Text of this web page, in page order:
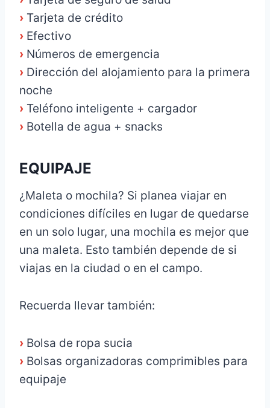
› Tarjeta de crédito
› Efectivo
› Números de emergencia
› Dirección del alojamiento para la primera
noche
› Teléfono inteligente + cargador
› Botella de agua + snacks
EQUIPAJE
¿Maleta o mochila? Si planea viajar en
condiciones difíciles en lugar de quedarse
en un solo lugar, una mochila es mejor que
una maleta. Esto también depende de si
viajas en la ciudad o en el campo.
Recuerda llevar también:
› Bolsa de ropa sucia
› Bolsas organizadoras comprimibles para
equipaje